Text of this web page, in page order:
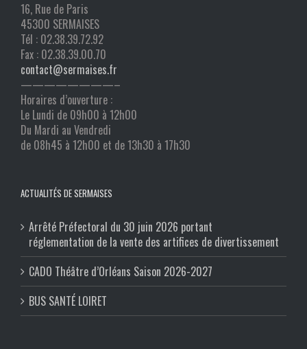
16, Rue de Paris
45300 SERMAISES
Tél : 02.38.39.72.92
Fax : 02.38.39.00.70
contact@sermaises.fr
————————–
Horaires d’ouverture :
Le Lundi de 09h00 à 12h00
Du Mardi au Vendredi
de 08h45 à 12h00 et de 13h30 à 17h30
ACTUALITÉS DE SERMAISES
Arrêté Préfectoral du 30 juin 2026 portant
réglementation de la vente des artifices de divertissement
CADO Théâtre d’Orléans Saison 2026-2027
BUS SANTÉ LOIRET